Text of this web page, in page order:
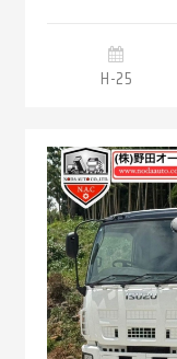
H-25